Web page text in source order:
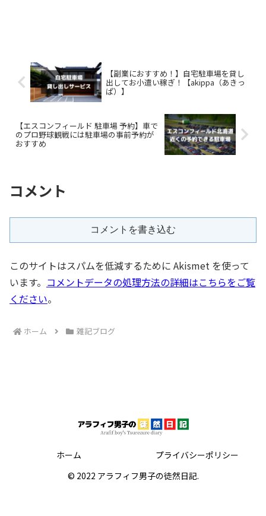
【副業におすすめ！】自宅駐車場を貸し
出してお小遣い稼ぎ！【akippa（あきっ
ぱ）】
【エスコンフィールド 駐車場 予約】車で
のプロ野球観戦には駐車場の事前予約が
おすすめ
コメント
コメントを書き込む
このサイトはスパムを低減するために Akismet を使って
います。 コメントデータの処理方法の詳細はこちらをご覧
ください。
ホーム 雑記ブログ
ホーム
プライバシーポリシー
© 2022 アラフィフ男子の徒然日記.